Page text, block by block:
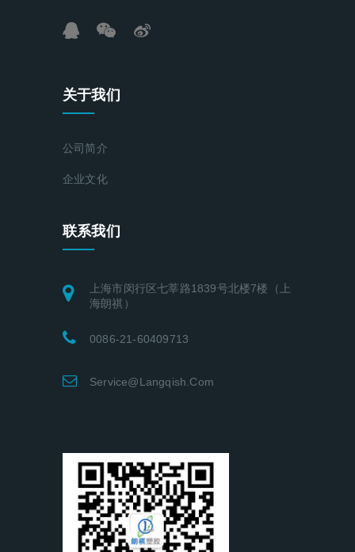
关于我们
公司简介
企业文化
联系我们
上海市闵行区七莘路1839号北楼7楼（上
海朗祺）
0086-21-60409713
Service@langqish.com